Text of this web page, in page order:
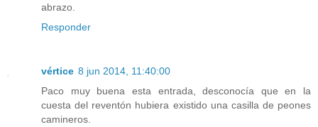
abrazo.
Responder
vértice 8 jun 2014, 11:40:00
Paco muy buena esta entrada, desconocía que en la
cuesta del reventón hubiera existido una casilla de peones
camineros.